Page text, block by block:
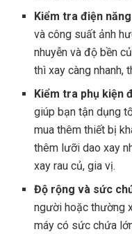
Kiểm tra điện
và công suất ảnh
nhuyễn và độ bền
thì xay càng nhanh,
Kiểm tra phụ kiện
giúp bạn tận dụng
mua thêm thiết bị
thêm lưỡi dao xay
xay rau củ, gia vị.
Độ rộng và sức
người hoặc thường
máy có sức chứa